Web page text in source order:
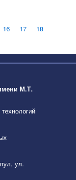
16 17
18
М.Т.
ул.